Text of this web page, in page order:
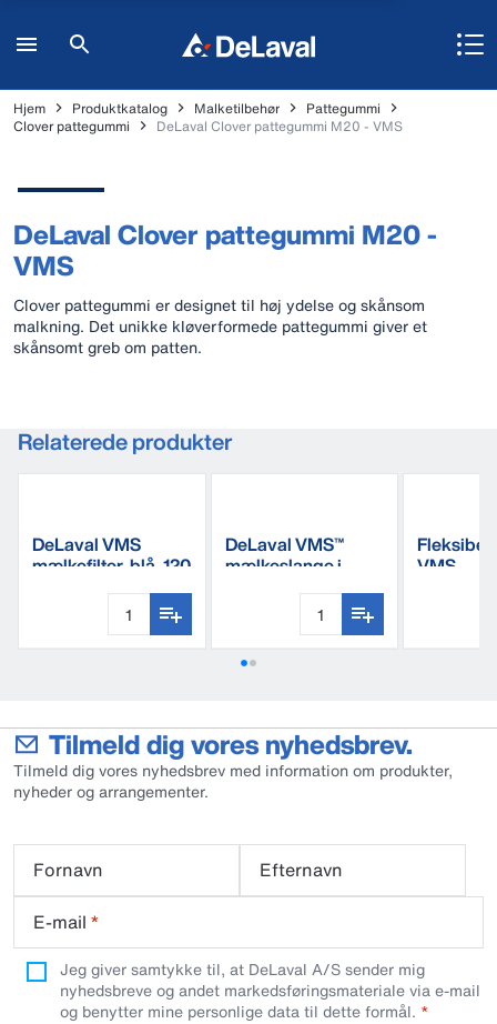
Hjem Produktkatalog Malketilbehør
Pattegummi
Clover pattegummi
DeLaval Clover pattegummi M20 - VMS
DeLaval Clover pattegummi M20 -
VMS
Clover pattegummi er designet til høj ydelse og skånsom
malkning. Det unikke kløverformede pattegummi giver et
skånsomt greb om patten.
Relaterede produkter
DeLaval VMS
mælkefilter, blå, 120
DeLaval VMS™
mælkeslange i
Fleksibel
VMS
Tilmeld dig vores nyhedsbrev.
Tilmeld dig vores nyhedsbrev med information om produkter,
nyheder og arrangementer.
Fornavn
Efternavn
E-mail *
Jeg giver samtykke til, at DeLaval A/S sender mig
nyhedsbreve og andet markedsføringsmateriale via e-mail
og benytter mine personlige data til dette formål.